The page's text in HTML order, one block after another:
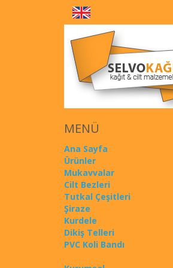
MENÜ
Ana Sayfa
Ürünler
Mukavvalar
Cilt Bezleri
Tutkal Çeşitleri
Şiraze
Kurdele
Dikiş Telleri
PVC Koli Bandı